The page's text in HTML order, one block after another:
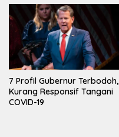
7 Profil Gubernur Terbodoh,
Kurang Responsif Tangani
COVID-19